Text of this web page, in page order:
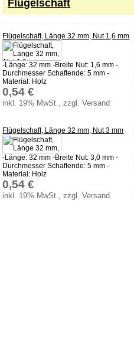
Suchfunktion
Impressum
Kontakt
Flügelschaft
Flügelschaft, Länge 32 mm, Nut 1,6 mm
-Länge: 32 mm -Breite Nut: 1,6 mm -
Durchmesser Schaftende: 5 mm -
Material: Holz
0,54 €
inkl. 19% MwSt., zzgl. Versand
Flügelschaft, Länge 32 mm, Nut 3 mm
-Länge: 32 mm -Breite Nut: 3,0 mm -
Durchmesser Schaftende: 5 mm -
Material: Holz
0,54 €
inkl. 19% MwSt., zzgl. Versand